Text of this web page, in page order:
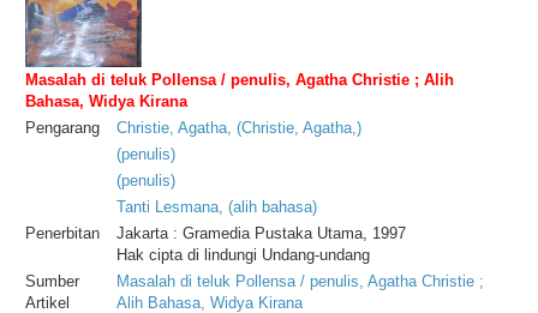
Masalah di teluk Pollensa / penulis, Agatha Christie ; Alih
Bahasa, Widya Kirana
Pengarang
Christie, Agatha, (Christie, Agatha,)
(penulis)
(penulis)
Tanti Lesmana, (alih bahasa)
Penerbitan
Jakarta : Gramedia Pustaka Utama, 1997
Hak cipta di lindungi Undang-undang
Sumber
Artikel
Masalah di teluk Pollensa / penulis, Agatha Christie ;
Alih Bahasa, Widya Kirana